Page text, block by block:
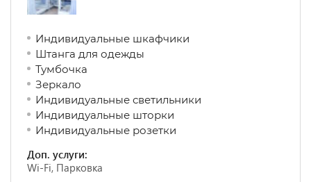
Индивидуальные шкафчики
Штанга для одежды
Тумбочка
Зеркало
Индивидуальные светильники
Индивидуальные шторки
Индивидуальные розетки
Доп. услуги:
Wi-Fi, Парковка